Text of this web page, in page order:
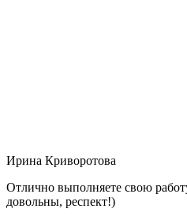
Ирина Криворотова
Отлично выполняете свою
довольны, респект!)